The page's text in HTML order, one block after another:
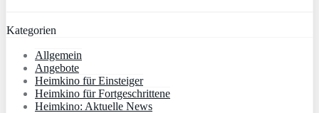
Kategorien
Allgemein
Angebote
Heimkino für Einsteiger
Heimkino für Fortgeschrittene
Heimkino: Aktuelle News